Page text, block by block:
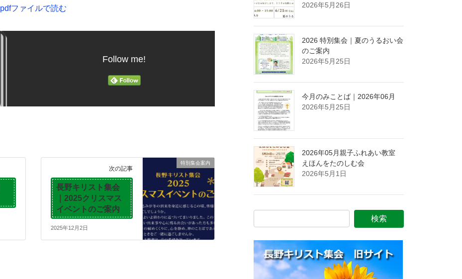
pdfファイルで読む
Follow me!
特別集会案内
次の記事
長野キリスト集会
｜2025クリスマス
イベントのご案内
2025年12月2日
2026年5月26日
2026 特別集会｜夏のうるおい会
のご案内
2026年5月25日
今月のみことば｜2026年06月
2026年5月25日
2026年05月親子ふれあい教室
えほんをたのしむ会
2026年5月1日